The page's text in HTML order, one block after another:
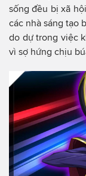
sống đều bị xã
các nhà sáng tạo
do dự trong việc
vì sợ hứng chịu